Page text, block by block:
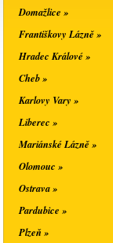
Domažlice »
Františkovy Lázně »
Hradec Králové »
Cheb »
Karlovy Vary »
Liberec »
Mariánské Lázně »
Olomouc »
Ostrava »
Pardubice »
Plzeň »